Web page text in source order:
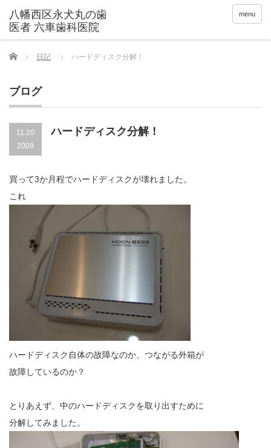
menu
Home 日記 ハードディスク分解！
ブログ
11.20
2009
ハードディスク分解！
買って3か月程でハードディスクが壊れました。
これ
ハードディスク自体の故障なのか、つながる外箱が
故障しているのか？
とりあえず、中のハードディスクを取り出すために
分解してみました。